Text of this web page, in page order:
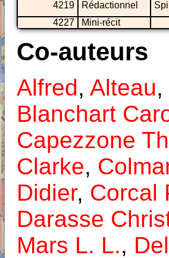
4219
Rédactionnel
4227
Mini-récit
Co-auteurs
Alfred, Alteau,
Blanchart
Capezzone
Clarke,
Didier, Corcal
Darasse
Mars L. L.,